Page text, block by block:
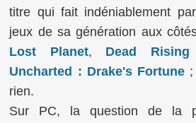
titre qui fait indéniablement
jeux de sa génération aux
Lost Planet, Dead Rising
Uncharted : Drake's Fortune
rien.
Sur PC, la question de la